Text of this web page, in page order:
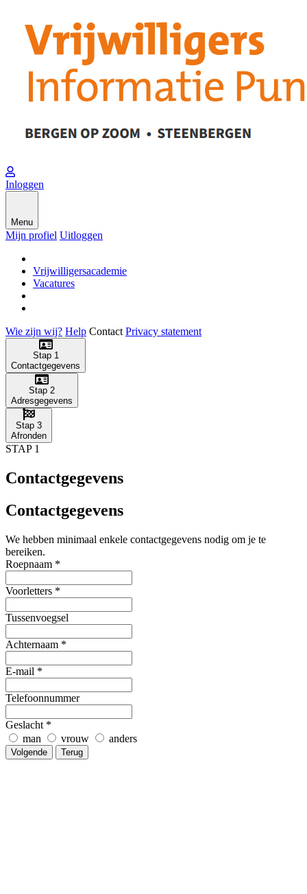
Inloggen
Menu
Mijn profiel Uitloggen
Vrijwilligersacademie
Vacatures
Wie zijn wij? Help Contact Privacy statement
Stap 1
Contactgegevens
Stap 2
Adresgegevens
Stap 3
Afronden
STAP 1
Contactgegevens
Contactgegevens
We hebben minimaal enkele contactgegevens nodig om je te
bereiken.
Roepnaam *
Voorletters *
Tussenvoegsel
Achternaam *
E-mail *
Telefoonnummer
Geslacht *
man
vrouw anders
Volgende Terug